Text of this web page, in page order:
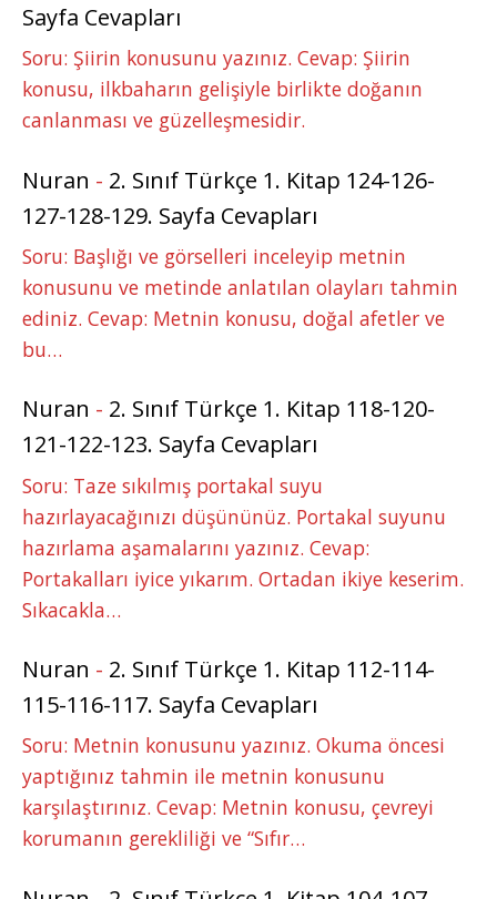
Sayfa Cevapları
Soru: Şiirin konusunu yazınız. Cevap: Şiirin
konusu, ilkbaharın gelişiyle birlikte doğanın
canlanması ve güzelleşmesidir.
Nuran - 2. Sınıf Türkçe 1. Kitap 124-126-
127-128-129. Sayfa Cevapları
Soru: Başlığı ve görselleri inceleyip metnin
konusunu ve metinde anlatılan olayları tahmin
ediniz. Cevap: Metnin konusu, doğal afetler ve
bu…
Nuran - 2. Sınıf Türkçe 1. Kitap 118-120-
121-122-123. Sayfa Cevapları
Soru: Taze sıkılmış portakal suyu
hazırlayacağınızı düşününüz. Portakal suyunu
hazırlama aşamalarını yazınız. Cevap:
Portakalları iyice yıkarım. Ortadan ikiye keserim.
Sıkacakla…
Nuran - 2. Sınıf Türkçe 1. Kitap 112-114-
115-116-117. Sayfa Cevapları
Soru: Metnin konusunu yazınız. Okuma öncesi
yaptığınız tahmin ile metnin konusunu
karşılaştırınız. Cevap: Metnin konusu, çevreyi
korumanın gerekliliği ve “Sıfır…